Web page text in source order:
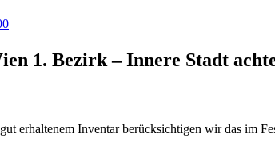
1. Bezirk – Innere Stadt
erhaltenem Inventar berücksichtigen wir das im